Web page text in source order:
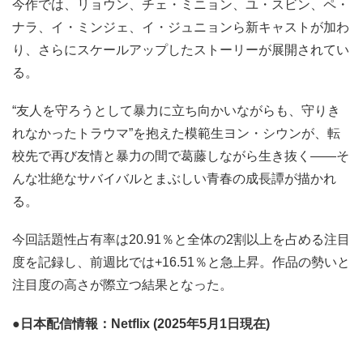
今作では、リョウン、チェ・ミニョン、ユ・スビン、ペ・
ナラ、イ・ミンジェ、イ・ジュニョンら新キャストが加わ
り、さらにスケールアップしたストーリーが展開されてい
る。
“友人を守ろうとして暴力に立ち向かいながらも、守りき
れなかったトラウマ”を抱えた模範生ヨン・シウンが、転
校先で再び友情と暴力の間で葛藤しながら生き抜く――そ
んな壮絶なサバイバルとまぶしい青春の成長譚が描かれ
る。
今回話題性占有率は20.91％と全体の2割以上を占める注目
度を記録し、前週比では+16.51％と急上昇。作品の勢いと
注目度の高さが際立つ結果となった。
●日本配信情報：Netflix (2025年5月1日現在)